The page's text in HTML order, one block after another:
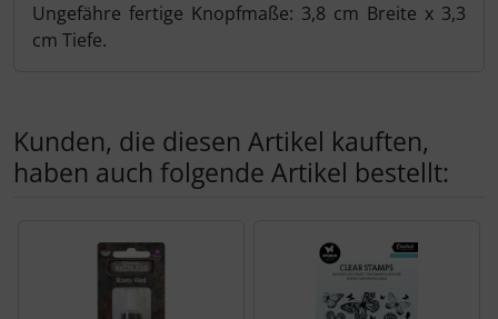
Ungefähre fertige Knopfmaße: 3,8 cm Breite x 3,3
cm Tiefe.
Kunden, die diesen Artikel kauften,
haben auch folgende Artikel bestellt: